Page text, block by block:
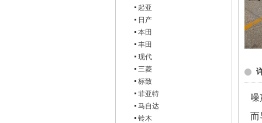
起亚
日产
本田
丰田
现代
三菱
标致
菲亚特
马自达
铃木
噪
而